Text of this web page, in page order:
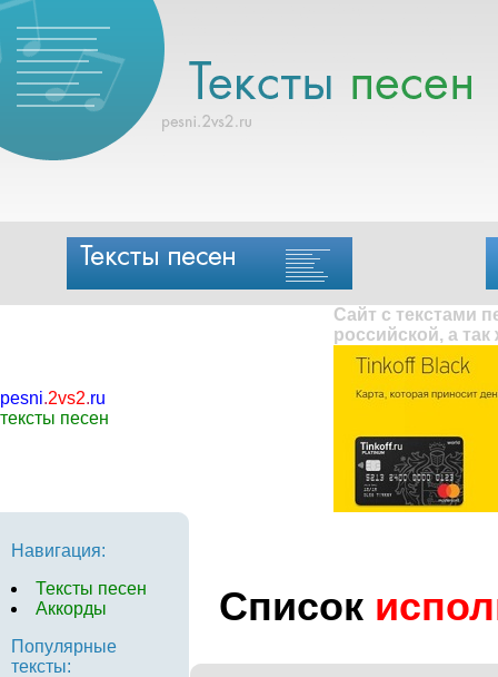
pesni.2vs2.ru
тексты песен
Сайт с текстами
российской, а
Навигация:
Тексты песен
Аккорды
Популярные
тексты:
Список